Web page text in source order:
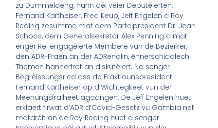
zu Dummeldeng, hunn déi véier Deputéierten,
Fernand Kartheiser, Fred Keup, Jeff Engelen a Roy
Reding zesumme mat dem Parteipresident Dr. Jean
Schoos, dem Generalsekretär Alex Penning a mat
enger Rei engagéierte Membere vun de Bezierker,
den ADR-Fraen an der ADRenalin, ënnerschiddlech
Themen hannerfrot an diskutéiert. No senger
Begréissungsried ass de Fraktiounspresident
Fernand Kartheiser op d’Wichtegkeet vun der
Meenungsfräiheet agaangen. De Jeff Engelen huet
erkläert firwat d’ADR d’Covid-Gesetz vu Gambia net
matdréit an de Roy Reding huet a senger